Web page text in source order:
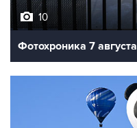
10
Фотохроника 7 августа